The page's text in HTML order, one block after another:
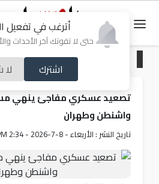
أترغب في تفعيل
حتى لا تفوتك آخر الأحداث
اشترك
عربي و دولي
تصعيد عسكري مفاجئ ينهي
واشنطن وطهران
تاريخ النشر : الأربعاء - 8-7-2026 - 2:34 PM